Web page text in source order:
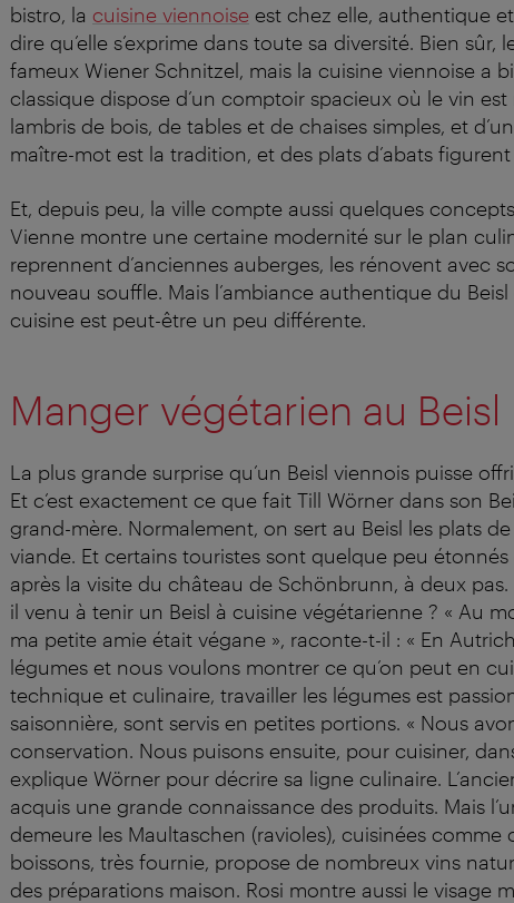
bistro, la cuisine viennoise est chez elle, authentique
dire qu’elle s’exprime dans toute sa diversité. Bien
fameux Wiener Schnitzel, mais la cuisine viennoise a
classique dispose d’un comptoir spacieux où le vin est
lambris de bois, de tables et de chaises simples, et
maître-mot est la tradition, et des plats d’abats
Et, depuis peu, la ville compte aussi quelques
Vienne montre une certaine modernité sur le plan
reprennent d’anciennes auberges, les rénovent avec
nouveau souffle. Mais l’ambiance authentique du
cuisine est peut-être un peu différente.
Manger végétarien au Beisl
La plus grande surprise qu’un Beisl viennois puisse
Et c’est exactement ce que fait Till Wörner dans son
grand-mère. Normalement, on sert au Beisl les plats
viande. Et certains touristes sont quelque peu étonnés
après la visite du château de Schönbrunn, à deux
il venu à tenir un Beisl à cuisine végétarienne ? « Au
ma petite amie était végane », raconte-t-il : « En
légumes et nous voulons montrer ce qu’on peut en
technique et culinaire, travailler les légumes est
saisonnière, sont servis en petites portions. « Nous
conservation. Nous puisons ensuite, pour cuisiner,
explique Wörner pour décrire sa ligne culinaire.
acquis une grande connaissance des produits. Mais
demeure les Maultaschen (ravioles), cuisinées
boissons, très fournie, propose de nombreux vins
des préparations maison. Rosi montre aussi le visage